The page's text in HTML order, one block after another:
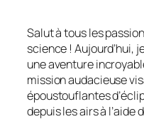
Salut à tous les
science ! Aujourd’hui,
une aventure
mission audacieuse
époustouflantes
depuis les airs à l’aide